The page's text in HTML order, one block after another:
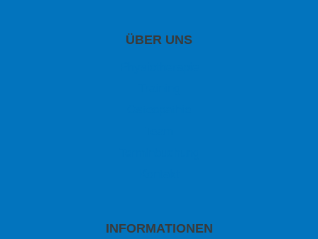
ÜBER UNS
INFORMATIONEN